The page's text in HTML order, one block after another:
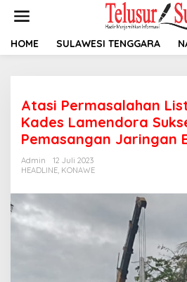
t
HOME SULAWESI TENGGARA
Atasi Permasalahan
Kades Lamendora
Pemasangan Jaringan
Admin
12 Juli 2023
HEADLINE, KONAWE